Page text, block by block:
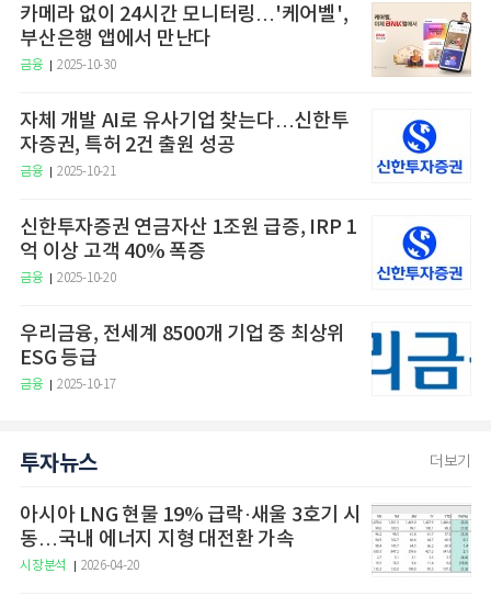
카메라 없이 24시간 모니터링…'케어벨',
부산은행 앱에서 만난다
금융 2025-10-30
자체 개발 AI로 유사기업 찾는다…신한투
자증권, 특허 2건 출원 성공
금융 2025-10-21
신한투자증권 연금자산 1조원 급증, IRP 1
억 이상 고객 40% 폭증
금융 2025-10-20
우리금융, 전세계 8500개 기업 중 최상위
ESG 등급
금융 2025-10-17
투자뉴스 더보기
아시아 LNG 현물 19% 급락·새울 3호기 시
동…국내 에너지 지형 대전환 가속
시장분석 2026-04-20